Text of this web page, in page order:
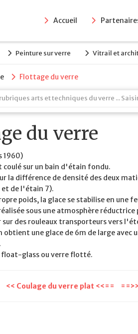
Peinture sur verre Vitrail et
Accueil
Flottage du verre
du verre
1960)
coulé sur un bain d'étain fondu.
la différence de densité des deux
et de l'étain 7).
poids, la glace se stabilise en une
sous une atmosphère
sur des rouleaux transporteurs vers
obtient une glace de 6m de large avec
float-glass ou verre flotté.
<< Coulage du verre plat <<==